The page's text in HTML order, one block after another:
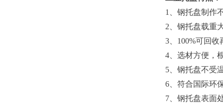
1、钢托盘制作
2、钢托盘载重
3、100%可回收
4、选材方便，
5、钢托盘不受
6、符合国际环
7、钢托盘表面